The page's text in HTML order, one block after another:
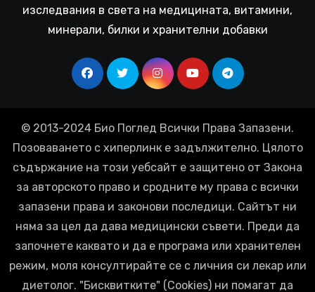
изследвания в света на медицината, витамини,
минерали, билки и хранителни добавки
© 2013-2024 Био Поглед Всички Права Запазени.
Позоваването с хиперлинк е задължително. Цялото
съдържание на този уебсайт е защитено от Закона
за авторското право и сродните му права с всички
запазени права и законови последици. Сайтът ни
няма за цел да дава медицински съвети. Преди да
започнете каквато и да е програма или хранителен
режим, моля консултирайте се с личния си лекар или
диетолог. "Бисквитките" (Cookies) ни помагат да